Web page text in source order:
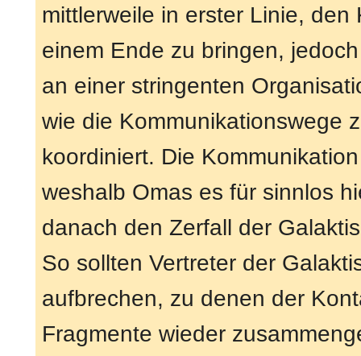
mittlerweile in erster Linie,
einem Ende zu bringen,
an einer stringenten
wie die Kommunikationswege
koordiniert. Die
weshalb Omas es für sinnlos
danach den Zerfall der
So sollten Vertreter der
aufbrechen, zu denen der
Fragmente wieder